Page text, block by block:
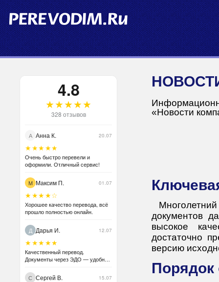
4.8
★★★★★
328 отзывов
А Анна К. 20.07
★★★★★
Очень быстро перевели и
оформили. Отличный сервис!
М Максим П. 01.07
★★★★☆
Хорошее качество перевода, всё
прошло полностью онлайн.
Д Дарья И. 12.07
★★★★★
Качественный перевод.
Документы через ЭДО — удобно
С Сергей В. 15.07
«Новости
документов
высокое
достаточно
версию